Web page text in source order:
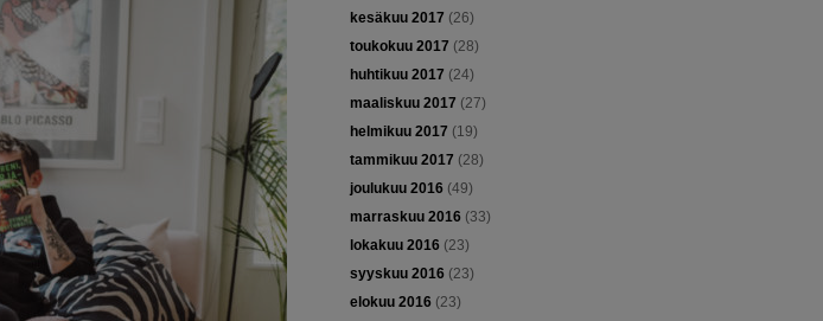
kesäkuu 2017 (26)
toukokuu 2017 (28)
huhtikuu 2017 (24)
maaliskuu 2017 (27)
helmikuu 2017 (19)
tammikuu 2017 (28)
joulukuu 2016 (49)
marraskuu 2016 (33)
lokakuu 2016 (23)
syyskuu 2016 (23)
elokuu 2016 (23)